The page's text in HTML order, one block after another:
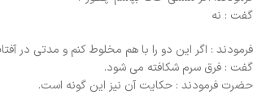
گفت : نه
فرمودند : اگر اين دو را با هم مخلوط كنم و مدتي در
گفت : فرق سرم شكافته مي شود.
حضرت فرمودند : حكايت آن نيز اين گونه است.